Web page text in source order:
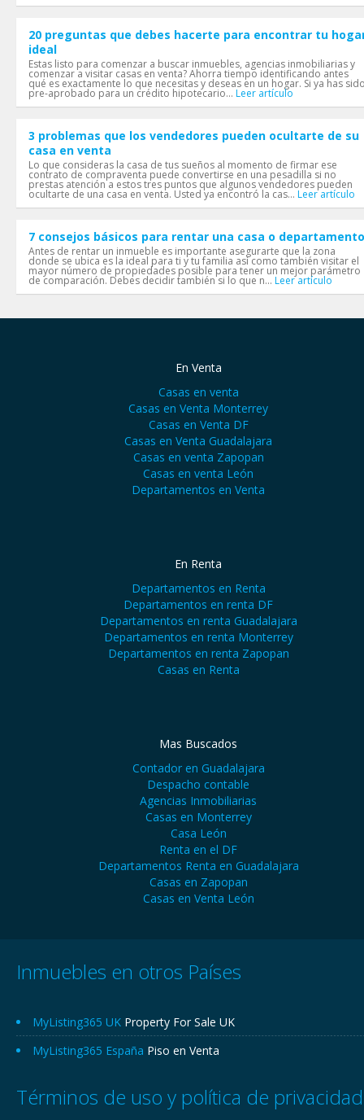
20 preguntas que debes hacerte para encontrar tu
ideal
Estas listo para comenzar a buscar inmuebles, agencias inmobiliarias y
comenzar a visitar casas en venta? Ahorra tiempo identificando antes
qué es exactamente lo que necesitas y deseas en un hogar. Si ya has
pre-aprobado para un crédito hipotecario... Leer artículo
3 problemas que los vendedores pueden ocultarte de su
casa en venta
Lo que consideras la casa de tus sueños al momento de firmar ese
contrato de compraventa puede convertirse en una pesadilla si no
prestas atención a estos tres puntos que algunos vendedores pueden
ocultarte de una casa en venta. Usted ya encontró la cas... Leer artículo
7 consejos básicos para rentar una casa o departamento
Antes de rentar un inmueble es importante asegurarte que la zona
donde se ubica es la ideal para ti y tu familia así como también visitar el
mayor número de propiedades posible para tener un mejor parámetro
de comparación. Debes decidir también si lo que n... Leer artículo
En Venta
Casas en venta
Casas en Venta Monterrey
Casas en Venta DF
Casas en Venta Guadalajara
Casas en venta Zapopan
Casas en venta León
Departamentos en Venta
En Renta
Departamentos en Renta
Departamentos en renta DF
Departamentos en renta Guadalajara
Departamentos en renta Monterrey
Departamentos en renta Zapopan
Casas en Renta
Mas Buscados
Contador en Guadalajara
Despacho contable
Agencias Inmobiliarias
Casas en Monterrey
Casa León
Renta en el DF
Departamentos Renta en Guadalajara
Casas en Zapopan
Casas en Venta León
Inmuebles en otros Países
MyListing365 UK Property For Sale UK
MyListing365 España Piso en Venta
Términos de uso y política de privacidad